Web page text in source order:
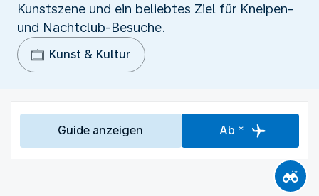
Kunstszene und ein beliebtes Ziel für Kneipen-
und Nachtclub-Besuche.
Kunst & Kultur
Guide anzeigen Ab *